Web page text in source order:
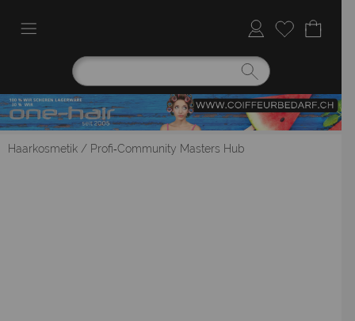
Haarkosmetik / Profi‑Community Masters Hub